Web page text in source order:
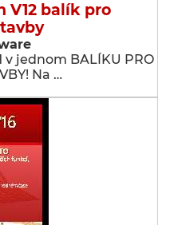
V12 balík pro
v jednom BALÍKU PRO
Na …